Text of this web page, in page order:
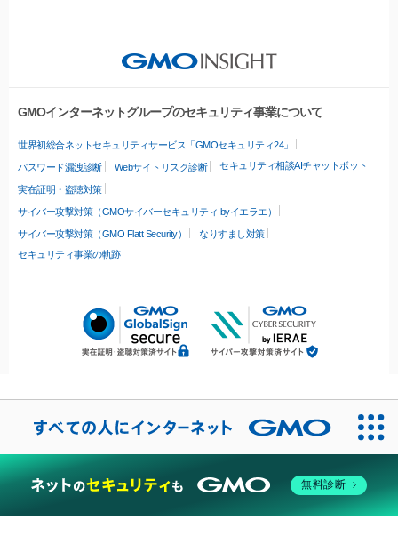
GMOインターネットグループのセキュリティ事業について
世界初総合ネットセキュリティサービス「GMOセキュリティ24」
パスワード漏洩診断 Webサイトリスク診断 セキュリティ相談AIチャットボット
実在証明・盗聴対策
サイバー攻撃対策（GMOサイバーセキュリティ byイエラエ）
サイバー攻撃対策（GMO Flatt Security）
なりすまし対策
セキュリティ事業の軌跡
無料診断